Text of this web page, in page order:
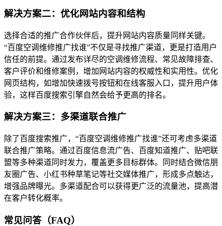
解决方案二：优化网站内容和结构
选择合适的推广合作伙伴后，提升网站内容质量同样关键。
“百度空调维修推广找谁”不仅是寻找推广渠道，更是打造用户
信任的前提。通过发布详尽的空调维修流程、常见故障排查、
客户评价和维修案例，增加网站内容的权威性和实用性。优化
网页结构，如增加快速拨号按钮和在线客服入口，提升用户体
验，这样百度搜索引擎自然会给予更高的排名。
解决方案三：多渠道联合推广
除了百度搜索推广，“百度空调维修推广找谁”还可考虑多渠道
联合推广策略。通过百度信息流广告、百度知道推广、贴吧联
盟等多种渠道同时发力，覆盖更多目标群体。同时结合微信朋
友圈广告、小红书种草笔记等社交媒体推广，形成多点触达，
增强品牌曝光。多渠道配合可以获得更广泛的流量池，提高潜
在客户转化概率。
常见问答（FAQ）